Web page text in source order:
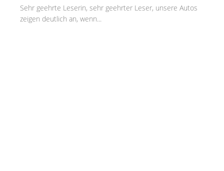
Sehr geehrte Leserin, sehr geehrter Leser, unsere Autos
zeigen deutlich an, wenn...